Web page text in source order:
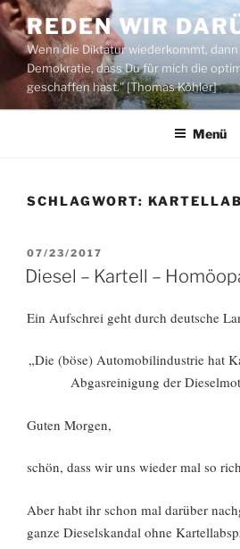
Zum
Inhalt
springen
REDEN WIR
Wenn die Diktatur wiederkommt, dann
Demokratie, dass Du für mich die
geschaffen hast." [Thomas Köhler]
Menü
SCHLAGWORT:
VERÖFFENTLICHT
AM
07/23/2017
Diesel – Kartell –
Ein Aufschrei geht durch deutsche
„Die (böse) Automobilindustrie hat
Abgasreinigung der
Guten Morgen,
schön, dass wir uns wieder mal so
Aber habt ihr schon mal darüber
ganze Dieselskandal ohne